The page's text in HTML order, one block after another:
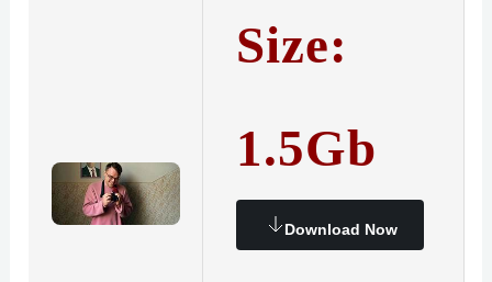
Size:
1.5Gb
Download Now